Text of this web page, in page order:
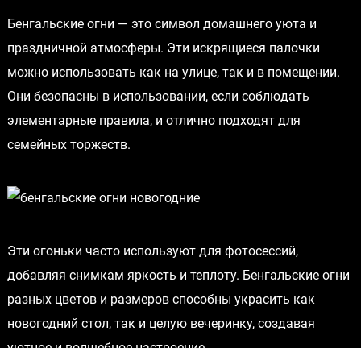
Бенгальские огни — это символ домашнего уюта и
праздничной атмосферы. Эти искрящиеся палочки
можно использовать как на улице, так и в помещении.
Они безопасны в использовании, если соблюдать
элементарные правила, и отлично подходят для
семейных торжеств.
Эти огоньки часто используют для фотосессий,
добавляя снимкам яркость и теплоту. Бенгальские огни
разных цветов и размеров способны украсить как
новогодний стол, так и целую вечеринку, создавая